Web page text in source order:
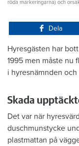
röda markeringarna) och
Dela
Hyresgästen har
1995 men måste nu
i hyresnämnden
Skada
Det var när
duschmunstycke
plastmattan på